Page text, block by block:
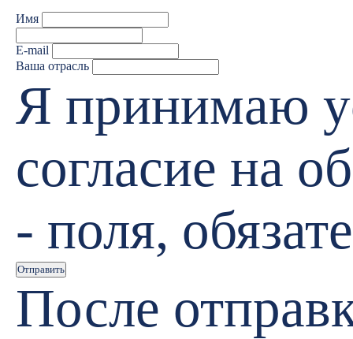
Имя
E-mail
Ваша отрасль
Я принимаю
согласие на
- поля,
Отправить
После